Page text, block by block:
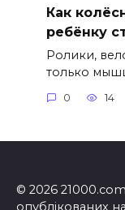
Как
ребёнку
Ролики,
только
0 14
© 2026
опублікованих